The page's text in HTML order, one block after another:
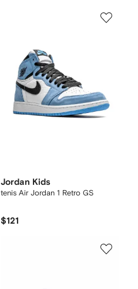
Jordan Kids
tenis Air Jordan 1 Retro GS
$121